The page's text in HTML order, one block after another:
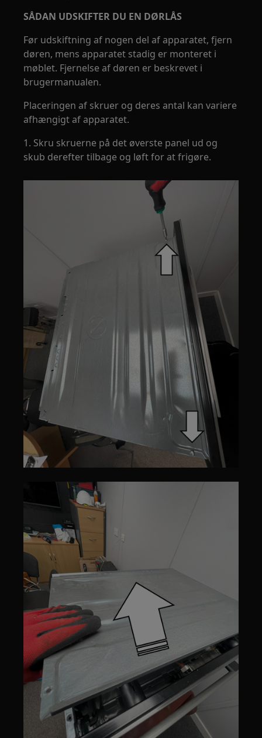
SÅDAN UDSKIFTER DU EN DØRLÅS
Før udskiftning af nogen del af apparatet, fjern
døren, mens apparatet stadig er monteret i
møblet. Fjernelse af døren er beskrevet i
brugermanualen.
Placeringen af skruer og deres antal kan variere
afhængigt af apparatet.
1. Skru skruerne på det øverste panel ud og
skub derefter tilbage og løft for at frigøre.